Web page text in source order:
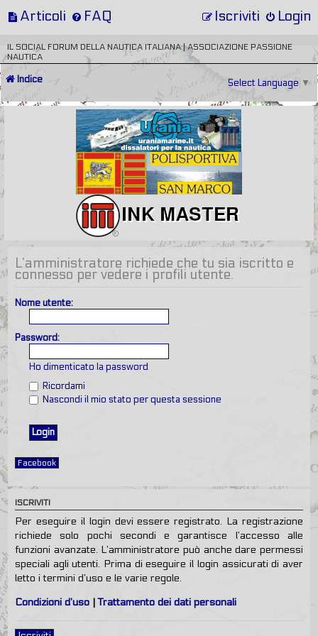
Articoli FAQ Login
Iscriviti
IL SOCIAL FORUM DELLA NAUTICA ITALIANA | ASSOCIAZIONE PASSIONE
NAUTICA
Indice Select Language ▼
L’amministratore richiede che tu sia iscritto e
connesso per vedere i profili utente.
Nome utente:
Password:
Ho dimenticato la password
Ricordami
Nascondi il mio stato per questa sessione
Facebook
ISCRIVITI
Per eseguire il login devi essere registrato. La registrazione
richiede solo pochi secondi e garantisce l’accesso alle
funzioni avanzate. L’amministratore può anche dare permessi
speciali agli utenti. Prima di eseguire il login assicurati di aver
letto i termini d’uso e le varie regole.
Condizioni d’uso |Trattamento dei dati personali